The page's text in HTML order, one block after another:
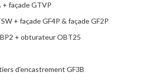
+ façade GTVP
+ façade GF4P & façade GF2P
+ obturateur OBT25
d'encastrement GF3B